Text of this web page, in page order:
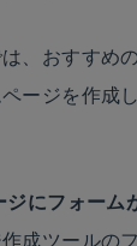
、おすすめ
ージを作成
にフォーム
成ツールの